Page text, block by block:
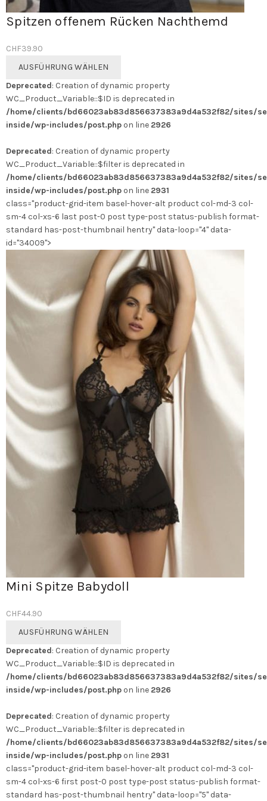
Spitzen offenem Rücken Nachthemd
CHF39.90
AUSFÜHRUNG WÄHLEN
weist
mehrere
Varianten
auf.
Optionen
können
auf
der
Produktseite
gewählt
werden
Deprecated: Creation of dynamic property
WC_Product_Variable::$ID is deprecated in
/home/clients/bd66023ab83d856637383a9d4a532f82/sites/
inside/wp-includes/post.php on line 2926
Deprecated: Creation of dynamic property
WC_Product_Variable::$filter is deprecated in
/home/clients/bd66023ab83d856637383a9d4a532f82/sites/
inside/wp-includes/post.php on line 2931
class="product-grid-item basel-hover-alt product col-md-3 col-
sm-4 col-xs-6 last post-0 post type-post status-publish format-
standard has-post-thumbnail hentry" data-loop="4" data-
id="34009">
Mini Spitze Babydoll
CHF44.90
AUSFÜHRUNG WÄHLEN
weist
mehrere
Varianten
auf.
Optionen
können
auf
der
Produktseite
gewählt
werden
Deprecated: Creation of dynamic property
WC_Product_Variable::$ID is deprecated in
/home/clients/bd66023ab83d856637383a9d4a532f82/sites/
inside/wp-includes/post.php on line 2926
Deprecated: Creation of dynamic property
WC_Product_Variable::$filter is deprecated in
/home/clients/bd66023ab83d856637383a9d4a532f82/sites/
inside/wp-includes/post.php on line 2931
class="product-grid-item basel-hover-alt product col-md-3 col-
sm-4 col-xs-6 first post-0 post type-post status-publish format-
standard has-post-thumbnail hentry" data-loop="5" data-